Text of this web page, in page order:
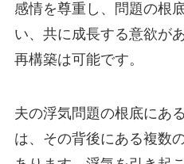
感情を尊重し、問題の根
い、共に成長する意欲が
再構築は可能です。
夫の浮気問題の根底にあ
は、その背後にある複数